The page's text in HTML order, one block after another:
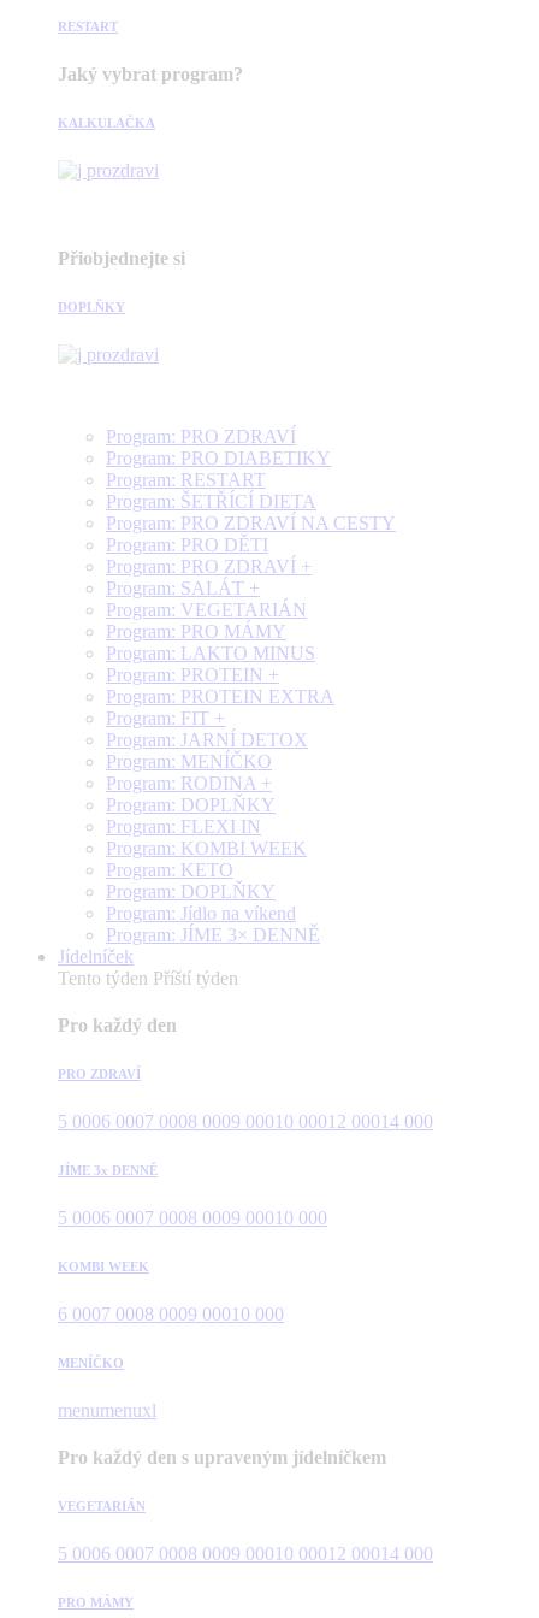
RESTART
Jaký vybrat program?
KALKULAČKA
Přiobjednejte si
DOPLŇKY
Program: PRO ZDRAVÍ
Program: PRO DIABETIKY
Program: RESTART
Program: ŠETŘÍCÍ DIETA
Program: PRO ZDRAVÍ NA CESTY
Program: PRO DĚTI
Program: PRO ZDRAVÍ +
Program: SALÁT +
Program: VEGETARIÁN
Program: PRO MÁMY
Program: LAKTO MINUS
Program: PROTEIN +
Program: PROTEIN EXTRA
Program: FIT +
Program: JARNÍ DETOX
Program: MENÍČKO
Program: RODINA +
Program: DOPLŇKY
Program: FLEXI IN
Program: KOMBI WEEK
Program: KETO
Program: DOPLŇKY
Program: Jídlo na víkend
Program: JÍME 3× DENNĚ
Jídelníček
Tento týden Příští týden
Pro každý den
PRO ZDRAVÍ
5 0006 0007 0008 0009 00010 00012 00014 000
JÍME 3x DENNĚ
5 0006 0007 0008 0009 00010 000
KOMBI WEEK
6 0007 0008 0009 00010 000
MENÍČKO
menumenuxl
Pro každý den s upraveným jídelníčkem
VEGETARIÁN
5 0006 0007 0008 0009 00010 00012 00014 000
PRO MÁMY